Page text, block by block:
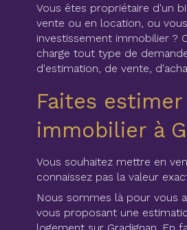
Vous êtes propriétaire d'un
vente ou en location, ou
investissement immobilier ?
charge tout type de
d'estimation, de vente,
Faites
immobilier à
Vous souhaitez mettre en
connaissez pas la valeur
Nous sommes là pour vous
vous proposant une